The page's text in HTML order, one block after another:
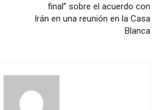
final” sobre el acuerdo con
Irán en una reunión en la Casa
Blanca